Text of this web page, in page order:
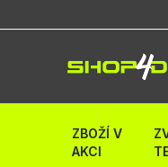
ZBOŽÍ V
AKCI